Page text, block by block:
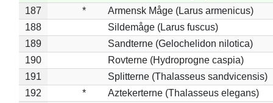
187
*
Armensk Måge (Larus armenicus)
188
Sildemåge (Larus fuscus)
189
Sandterne (Gelochelidon nilotica)
190
Rovterne (Hydroprogne caspia)
191
Splitterne (Thalasseus sandvicensis)
192
*
Aztekerterne (Thalasseus elegans)